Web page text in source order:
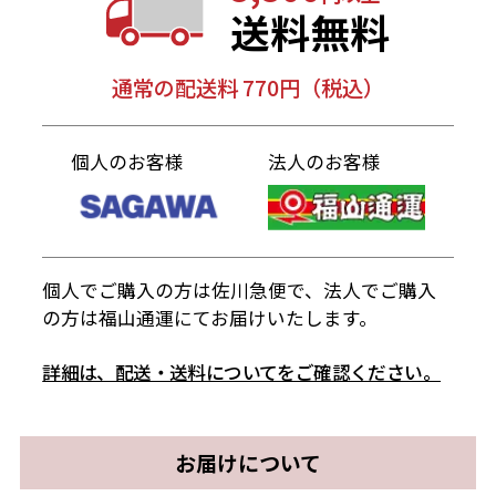
送料無料
通常の配送料 770円（税込）
個人のお客様 法人のお客様
個人でご購入の方は佐川急便で、法人でご購入
の方は福山通運にてお届けいたします。
詳細は、配送・送料についてをご確認ください。
お届けについて